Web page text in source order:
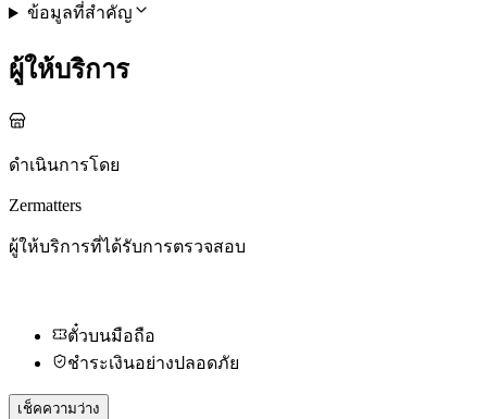
ข้อมูลที่สำคัญ
ผู้ให้บริการ
ดำเนินการโดย
Zermatters
ผู้ให้บริการที่ได้รับการตรวจสอบ
ตั๋วบนมือถือ
ชำระเงินอย่างปลอดภัย
เช็คความว่าง